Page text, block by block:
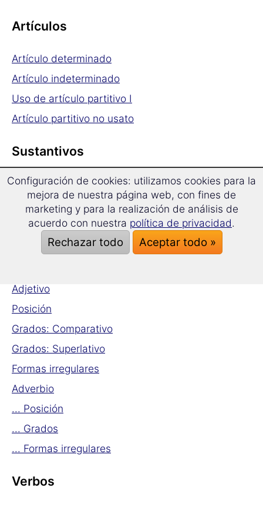
Artículos
Artículo determinado
Artículo indeterminado
Uso de artículo partitivo I
Artículo partitivo no usato
Sustantivos
Genero
Excepciones
Adjetivos & Adverbios
Adjetivo
Posición
Grados: Comparativo
Grados: Superlativo
Formas irregulares
Adverbio
... Posición
... Grados
... Formas irregulares
Verbos
Configuración de cookies: utilizamos cookies para la
mejora de nuestra página web, con fines de
marketing y para la realización de análisis de
acuerdo con nuestra política de privacidad.
Rechazar todo Aceptar todo »